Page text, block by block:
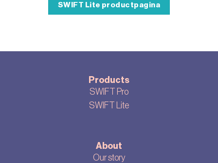
SWIFT Lite productpagina
Products
SWIFT Pro
SWIFT Lite
About
Our story